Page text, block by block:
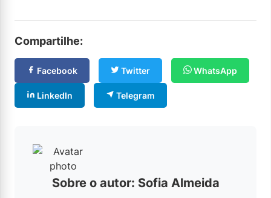
Compartilhe:
Facebook Twitter WhatsApp
LinkedIn Telegram
Sobre o autor: Sofia Almeida